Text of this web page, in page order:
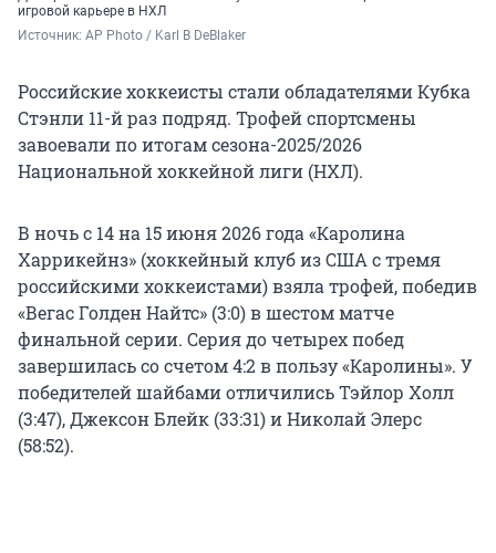
игровой карьере в НХЛ
Источник: AP Photo / Karl B DeBlaker
Российские хоккеисты стали обладателями Кубка
Стэнли 11-й раз подряд. Трофей спортсмены
завоевали по итогам сезона-2025/2026
Национальной хоккейной лиги (НХЛ).
В ночь с 14 на 15 июня 2026 года «Каролина
Харрикейнз» (хоккейный клуб из США с тремя
российскими хоккеистами) взяла трофей, победив
«Вегас Голден Найтс» (3:0) в шестом матче
финальной серии. Серия до четырех побед
завершилась со счетом 4:2 в пользу «Каролины». У
победителей шайбами отличились Тэйлор Холл
(3:47), Джексон Блейк (33:31) и Николай Элерс
(58:52).